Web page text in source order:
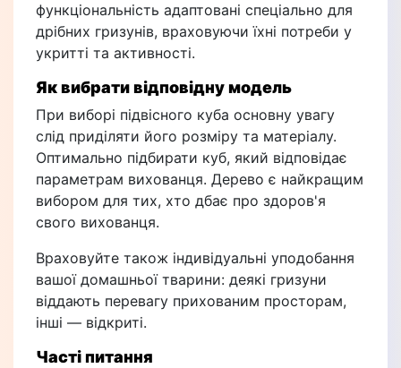
функціональність адаптовані спеціально для
дрібних гризунів, враховуючи їхні потреби у
укритті та активності.
Як вибрати відповідну модель
При виборі підвісного куба основну увагу
слід приділяти його розміру та матеріалу.
Оптимально підбирати куб, який відповідає
параметрам вихованця. Дерево є найкращим
вибором для тих, хто дбає про здоров'я
свого вихованця.
Враховуйте також індивідуальні уподобання
вашої домашньої тварини: деякі гризуни
віддають перевагу прихованим просторам,
інші — відкриті.
Часті питання